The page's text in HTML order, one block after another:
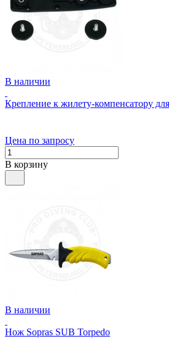
В наличии
Крепление к жилету-компенсатору
Цена по запросу
В корзину
В наличии
Нож Sopras SUB Torpedo